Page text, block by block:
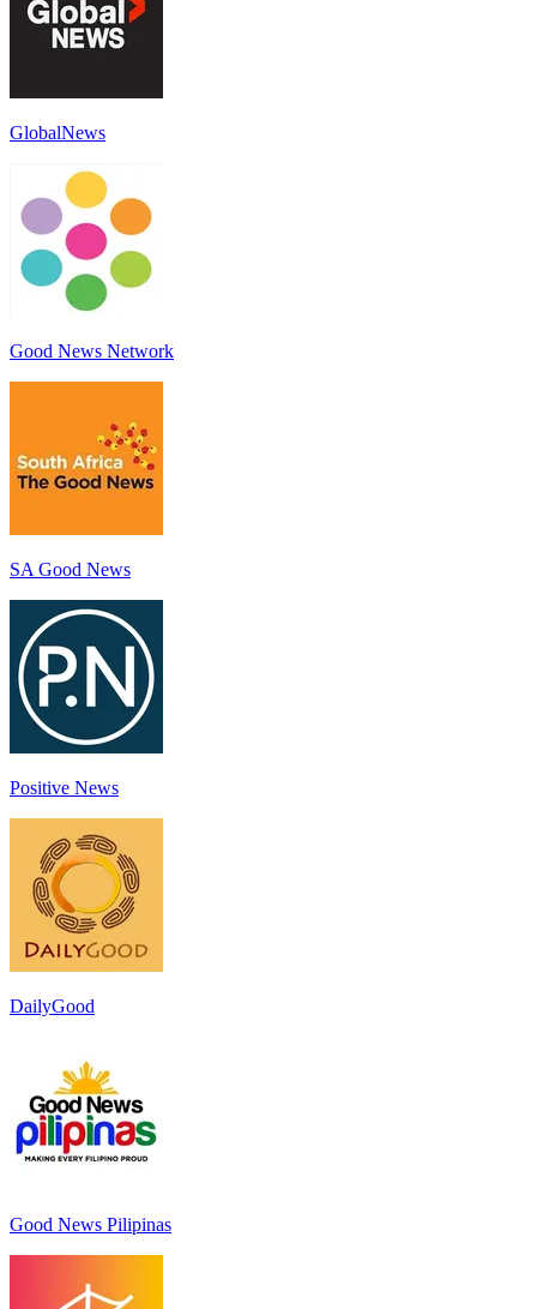
GlobalNews
Good News Network
SA Good News
Positive News
DailyGood
Good News Pilipinas